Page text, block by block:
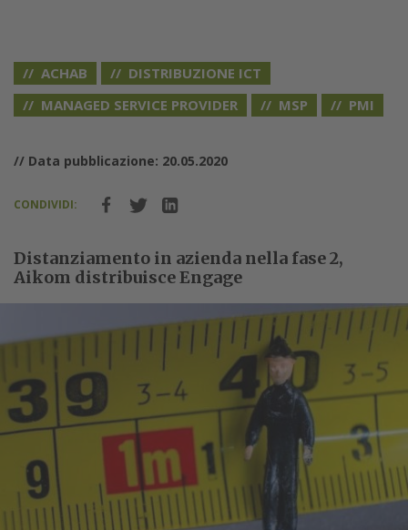
ACHAB
DISTRIBUZIONE ICT
MANAGED SERVICE PROVIDER
MSP PMI
// Data pubblicazione: 20.05.2020
CONDIVIDI:
Distanziamento in azienda nella fase 2,
Aikom distribuisce Engage